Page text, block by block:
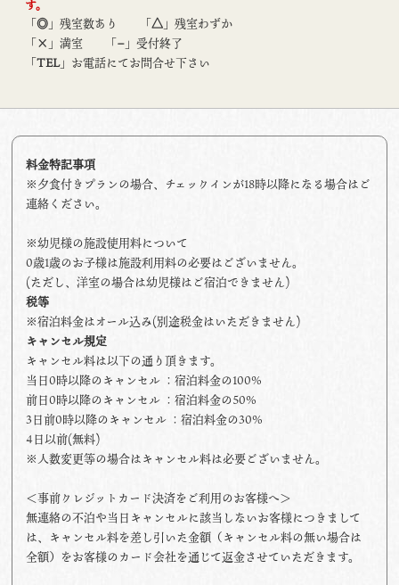
す。
「◎ 」残室数あり 「△ 」残室わずか
「× 」満室 「− 」受付終了
「TEL」お電話にてお問合せ下さい
料金特記事項
※夕食付きプランの場合、チェックインが18時以降になる場合はご
連絡ください。
※幼児様の施設使用料について
0歳1歳のお子様は施設利用料の必要はございません。
(ただし、洋室の場合は幼児様はご宿泊できません)
税等
※宿泊料金はオール込み(別途税金はいただきません)
キャンセル規定
キャンセル料は以下の通り頂きます。
当日0時以降のキャンセル ：宿泊料金の100%
前日0時以降のキャンセル ：宿泊料金の50%
3日前0時以降のキャンセル ：宿泊料金の30%
4日以前(無料)
※人数変更等の場合はキャンセル料は必要ございません。
＜事前クレジットカード決済をご利用のお客様へ＞
無連絡の不泊や当日キャンセルに該当しないお客様につきまして
は、キャンセル料を差し引いた金額（キャンセル料の無い場合は
全額）をお客様のカード会社を通じて返金させていただきます。